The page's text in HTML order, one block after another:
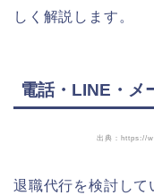
しく解説します。
電話・LINE・メ
出典：https://
退職代行を検討して